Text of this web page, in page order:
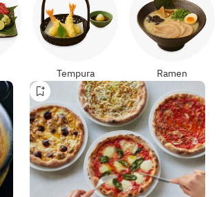
Tempura Ramen